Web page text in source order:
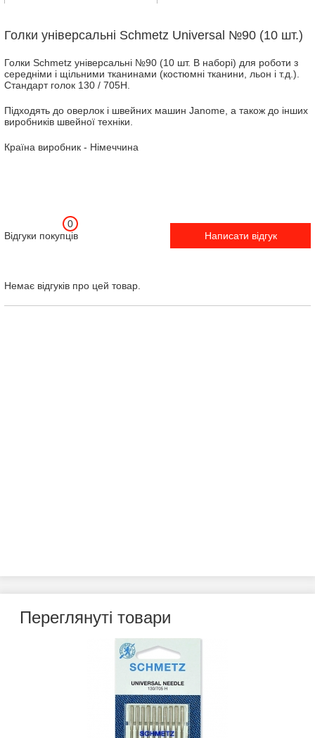
Голки універсальні Schmetz Universal №90 (10 шт.)
Голки Schmetz універсальні №90 (10 шт. В наборі) для роботи з
середніми і щільними тканинами (костюмні тканини, льон і т.д.).
Стандарт голок 130 / 705Н.
Підходять до оверлок і швейних машин Janome, а також до інших
виробників швейної техніки.
Країна виробник - Німеччина
Відгуки покупців
0
Написати відгук
Немає відгуків про цей товар.
Переглянуті товари